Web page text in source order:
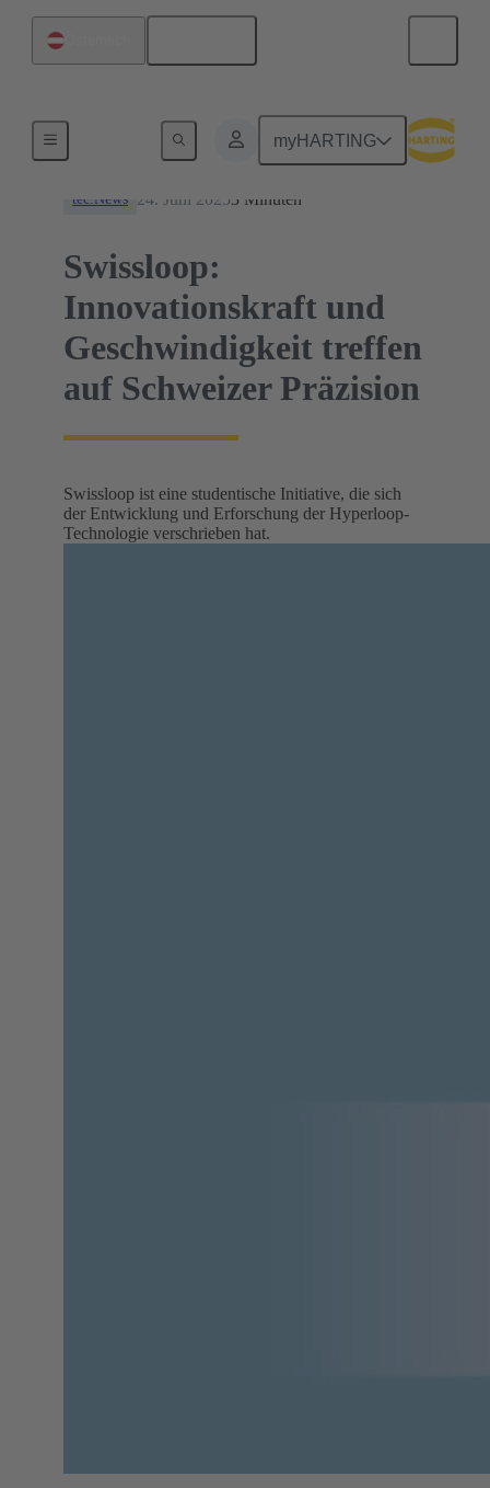
myHARTING
tec.News 24. Juni 20253 Minuten
Swissloop:
Innovationskraft und
Geschwindigkeit treffen
auf Schweizer Präzision
Swissloop ist eine studentische Initiative, die sich
der Entwicklung und Erforschung der Hyperloop-
Technologie verschrieben hat.